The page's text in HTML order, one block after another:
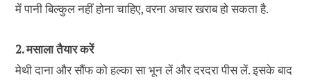
में पानी बिल्कुल नहीं होना चाहिए, वरना अचार खराब हो सकता है.
2. मसाला तैयार करें
मेथी दाना और सौंफ को हल्का सा भून लें और दरदरा पीस लें. इसके बाद